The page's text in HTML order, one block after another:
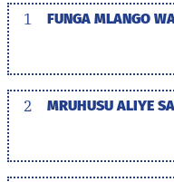
1 FUNGA MLANGO
2 MRUHUSU ALIYE